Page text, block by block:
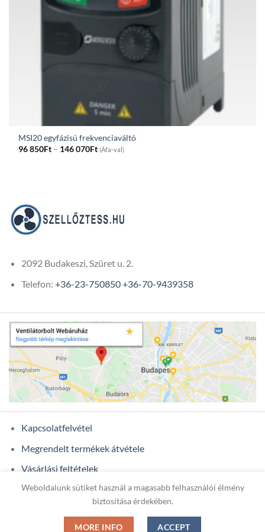
MSI20 egyfázisú frekvenciaváltó
96 850Ft – 146 070FtPrice
range:
(Áfa-val)
2092 Budakeszi, Szüret u. 2.
Telefon: +36-23-750850+36-70-9439358
Kapcsolatfelvétel
Megrendelt termékek átvétele
Vásárlási feltételek
Ügyfél adatok
Weboldalunk sütiket használ a magasabb felhasználói élmény
biztosítása érdekében.
MORE INFO ACCEPT